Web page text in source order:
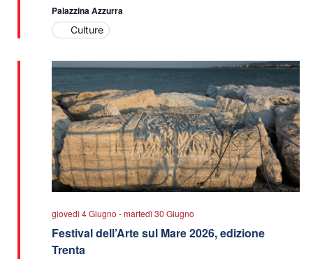
Palazzina Azzurra
Culture
giovedì 4 Giugno -martedì 30 Giugno
Festival dell’Arte sul Mare 2026, edizione
Trenta